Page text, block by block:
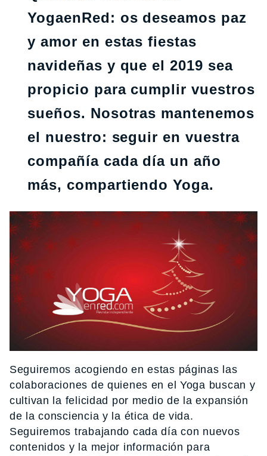
YogaenRed: os deseamos paz
y amor en estas fiestas
navideñas y que el 2019 sea
propicio para cumplir vuestros
sueños. Nosotras mantenemos
el nuestro: seguir en vuestra
compañía cada día un año
más, compartiendo Yoga.
Seguiremos acogiendo en estas páginas las
colaboraciones de quienes en el Yoga buscan y
cultivan la felicidad por medio de la expansión
de la consciencia y la ética de vida.
Seguiremos trabajando cada día con nuevos
contenidos y la mejor información para